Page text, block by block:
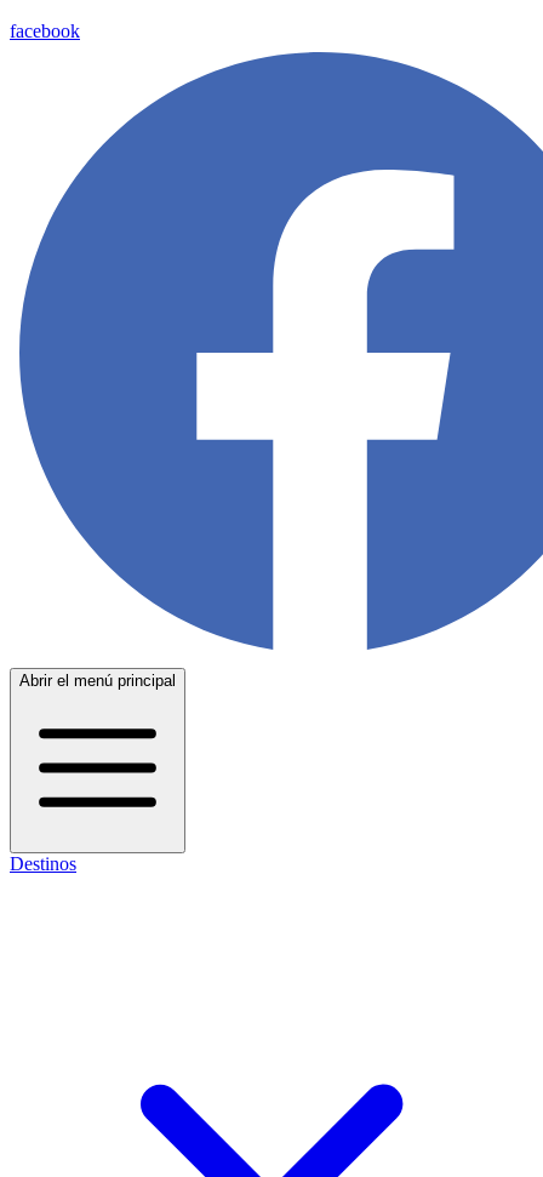
facebook
Abrir el menú principal
Destinos